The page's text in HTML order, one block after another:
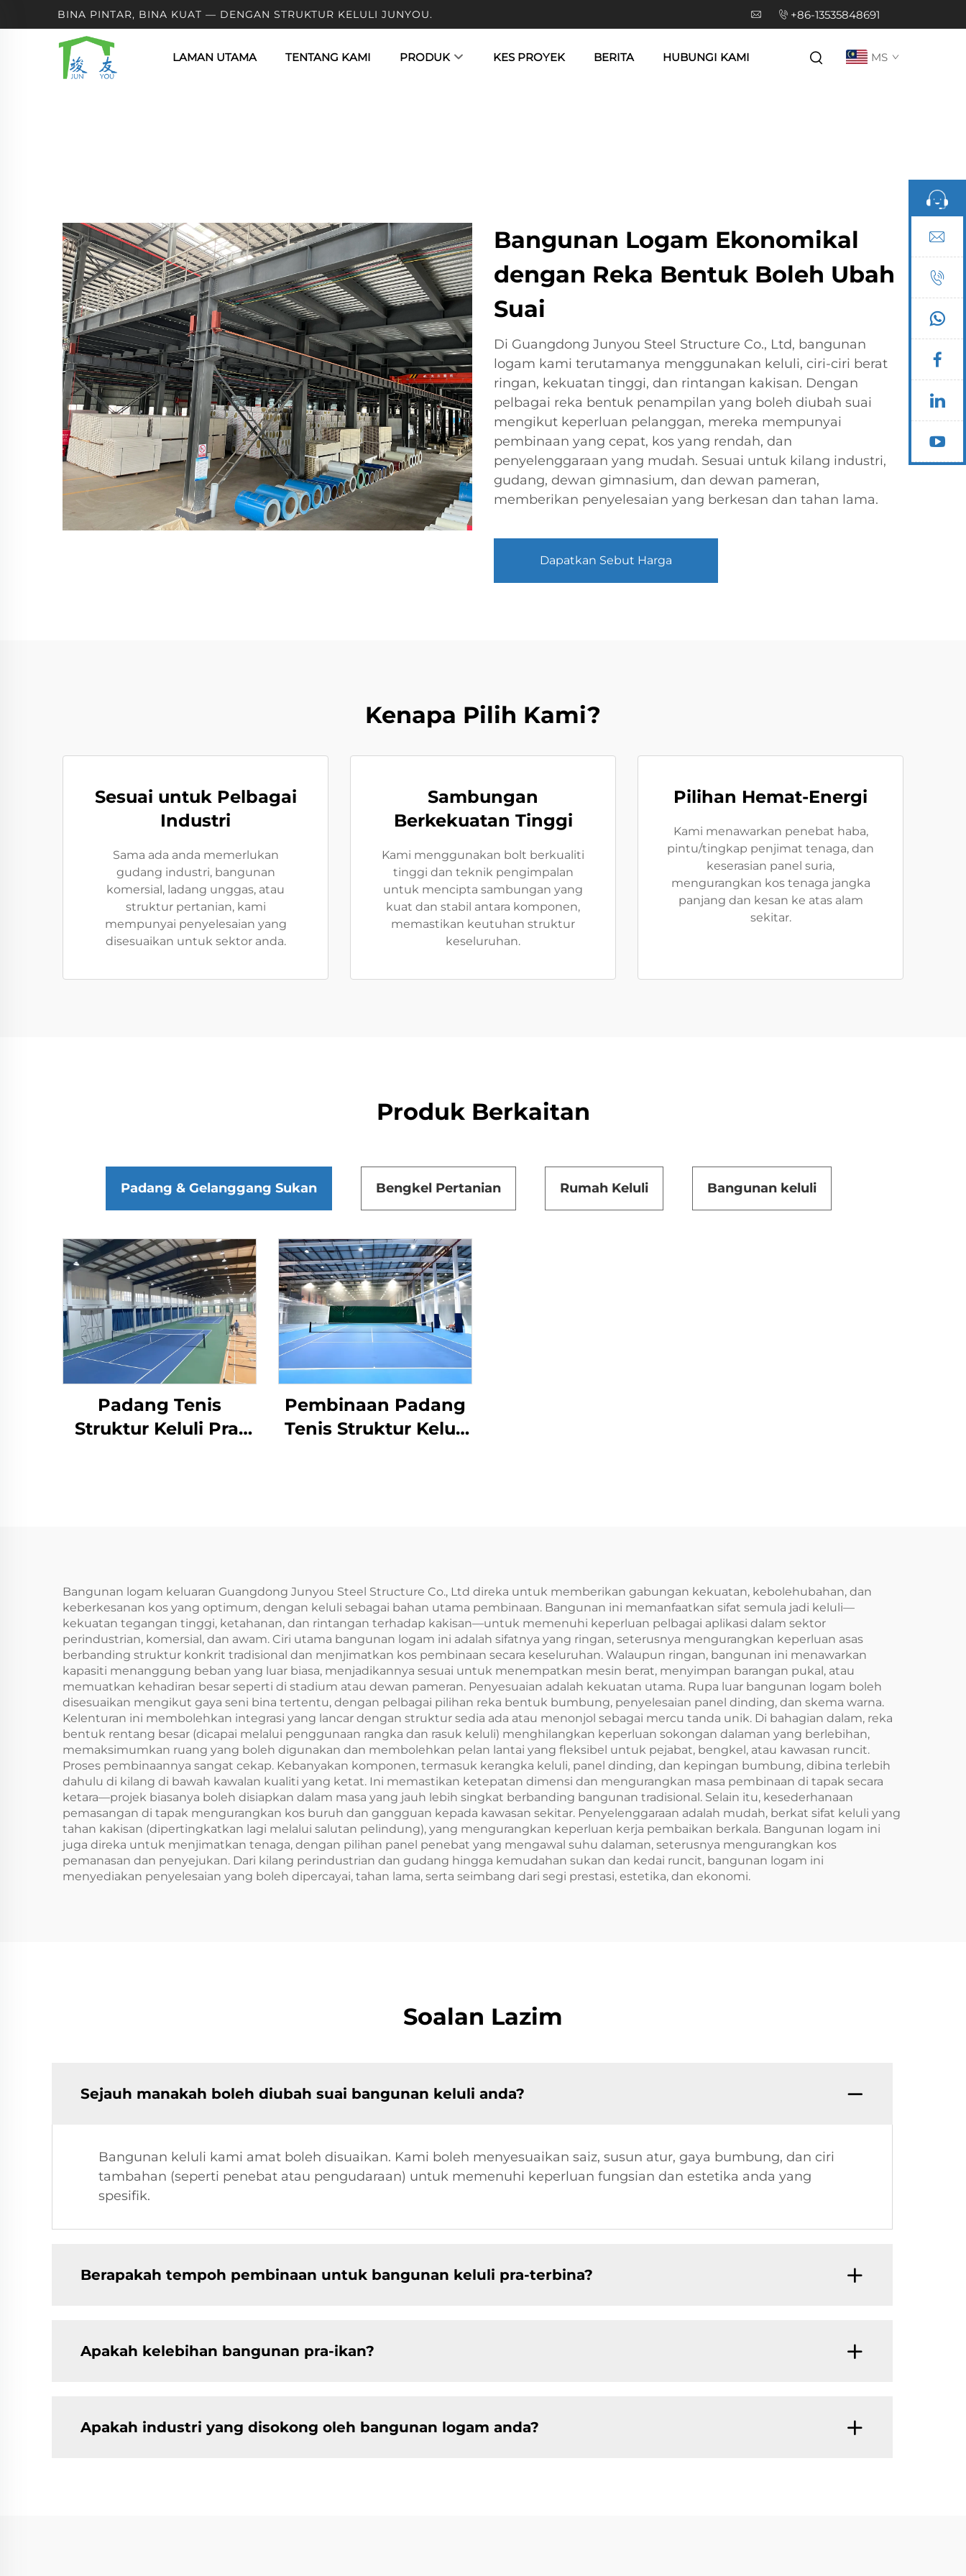
BINA PINTAR, BINA KUAT — DENGAN STRUKTUR KELULI JUNYOU. +86-13535848691
LAMAN UTAMA TENTANG KAMI PRODUK KES PROYEK BERITA HUBUNGI KAMI MS
Bangunan Logam Ekonomikal
dengan Reka Bentuk Boleh Ubah
Suai
Di Guangdong Junyou Steel Structure Co., Ltd, bangunan
logam kami terutamanya menggunakan keluli, ciri-ciri berat
ringan, kekuatan tinggi, dan rintangan kakisan. Dengan
pelbagai reka bentuk penampilan yang boleh diubah suai
mengikut keperluan pelanggan, mereka mempunyai
pembinaan yang cepat, kos yang rendah, dan
penyelenggaraan yang mudah. Sesuai untuk kilang industri,
gudang, dewan gimnasium, dan dewan pameran,
memberikan penyelesaian yang berkesan dan tahan lama.
Dapatkan Sebut Harga
Kenapa Pilih Kami?
Sesuai untuk Pelbagai
Industri
Sama ada anda memerlukan
gudang industri, bangunan
komersial, ladang unggas, atau
struktur pertanian, kami
mempunyai penyelesaian yang
disesuaikan untuk sektor anda.
Sambungan
Berkekuatan Tinggi
Kami menggunakan bolt berkualiti
tinggi dan teknik pengimpalan
untuk mencipta sambungan yang
kuat dan stabil antara komponen,
memastikan keutuhan struktur
keseluruhan.
Pilihan Hemat-Energi
Kami menawarkan penebat haba,
pintu/tingkap penjimat tenaga, dan
keserasian panel suria,
mengurangkan kos tenaga jangka
panjang dan kesan ke atas alam
sekitar.
Produk Berkaitan
Padang & Gelanggang Sukan Bengkel Pertanian Rumah Keluli Bangunan keluli
Padang Tenis
Struktur Keluli Pra-
Pembinaan Padang
Tenis Struktur Keluli
Bangunan logam keluaran Guangdong Junyou Steel Structure Co., Ltd direka untuk memberikan gabungan kekuatan, kebolehubahan, dan
keberkesanan kos yang optimum, dengan keluli sebagai bahan utama pembinaan. Bangunan ini memanfaatkan sifat semula jadi keluli—
kekuatan tegangan tinggi, ketahanan, dan rintangan terhadap kakisan—untuk memenuhi keperluan pelbagai aplikasi dalam sektor
perindustrian, komersial, dan awam. Ciri utama bangunan logam ini adalah sifatnya yang ringan, seterusnya mengurangkan keperluan asas
berbanding struktur konkrit tradisional dan menjimatkan kos pembinaan secara keseluruhan. Walaupun ringan, bangunan ini menawarkan
kapasiti menanggung beban yang luar biasa, menjadikannya sesuai untuk menempatkan mesin berat, menyimpan barangan pukal, atau
memuatkan kehadiran besar seperti di stadium atau dewan pameran. Penyesuaian adalah kekuatan utama. Rupa luar bangunan logam boleh
disesuaikan mengikut gaya seni bina tertentu, dengan pelbagai pilihan reka bentuk bumbung, penyelesaian panel dinding, dan skema warna.
Kelenturan ini membolehkan integrasi yang lancar dengan struktur sedia ada atau menonjol sebagai mercu tanda unik. Di bahagian dalam, reka
bentuk rentang besar (dicapai melalui penggunaan rangka dan rasuk keluli) menghilangkan keperluan sokongan dalaman yang berlebihan,
memaksimumkan ruang yang boleh digunakan dan membolehkan pelan lantai yang fleksibel untuk pejabat, bengkel, atau kawasan runcit.
Proses pembinaannya sangat cekap. Kebanyakan komponen, termasuk kerangka keluli, panel dinding, dan kepingan bumbung, dibina terlebih
dahulu di kilang di bawah kawalan kualiti yang ketat. Ini memastikan ketepatan dimensi dan mengurangkan masa pembinaan di tapak secara
ketara—projek biasanya boleh disiapkan dalam masa yang jauh lebih singkat berbanding bangunan tradisional. Selain itu, kesederhanaan
pemasangan di tapak mengurangkan kos buruh dan gangguan kepada kawasan sekitar. Penyelenggaraan adalah mudah, berkat sifat keluli yang
tahan kakisan (dipertingkatkan lagi melalui salutan pelindung), yang mengurangkan keperluan kerja pembaikan berkala. Bangunan logam ini
juga direka untuk menjimatkan tenaga, dengan pilihan panel penebat yang mengawal suhu dalaman, seterusnya mengurangkan kos
pemanasan dan penyejukan. Dari kilang perindustrian dan gudang hingga kemudahan sukan dan kedai runcit, bangunan logam ini
menyediakan penyelesaian yang boleh dipercayai, tahan lama, serta seimbang dari segi prestasi, estetika, dan ekonomi.
Soalan Lazim
Sejauh manakah boleh diubah suai bangunan keluli anda?
Bangunan keluli kami amat boleh disuaikan. Kami boleh menyesuaikan saiz, susun atur, gaya bumbung, dan ciri
tambahan (seperti penebat atau pengudaraan) untuk memenuhi keperluan fungsian dan estetika anda yang
spesifik.
Berapakah tempoh pembinaan untuk bangunan keluli pra-terbina?
Apakah kelebihan bangunan pra-ikan?
Apakah industri yang disokong oleh bangunan logam anda?